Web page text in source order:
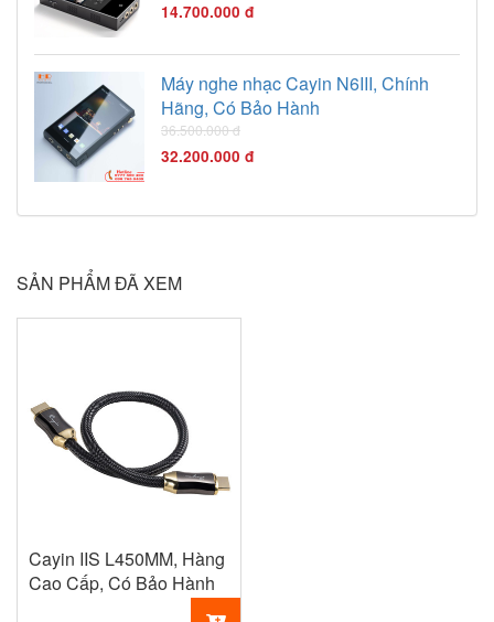
14.700.000 đ
Máy nghe nhạc Cayin N6III, Chính
Hãng, Có Bảo Hành
36.500.000 đ
32.200.000 đ
SẢN PHẨM ĐÃ XEM
Cayin IIS L450MM, Hàng
Cao Cấp, Có Bảo Hành